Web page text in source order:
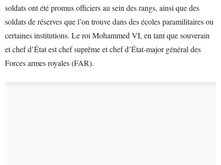
soldats ont été promus officiers au sein des rangs, ainsi que des
soldats de réserves que l’on trouve dans des écoles paramilitaires ou
certaines institutions. Le roi Mohammed VI, en tant que souverain
et chef d’État est chef suprême et chef d’État-major général des
Forces armes royales (FAR).